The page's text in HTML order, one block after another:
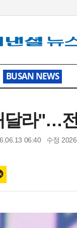
BUSAN NEWS
라"…전
06:40 수정